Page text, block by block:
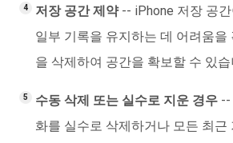
저장 공간 제약-- iPhone 저장 공
일부 기록을 유지하는 데 어려움을
을 삭제하여 공간을 확보할 수 있습
수동 삭제 또는 실수로 지운 경우 --
화를 실수로 삭제하거나 모든 최근